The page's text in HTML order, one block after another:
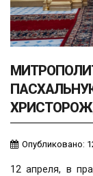
Опубликовано:
12 апреля, в